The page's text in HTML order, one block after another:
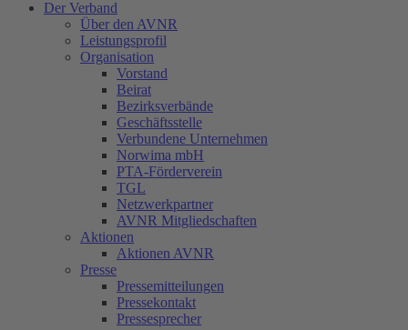
Der Verband
Über den AVNR
Leistungsprofil
Organisation
Vorstand
Beirat
Bezirksverbände
Geschäftsstelle
Verbundene Unternehmen
Norwima mbH
PTA-Förderverein
TGL
Netzwerkpartner
AVNR Mitgliedschaften
Aktionen
Aktionen AVNR
Presse
Pressemitteilungen
Pressekontakt
Pressesprecher